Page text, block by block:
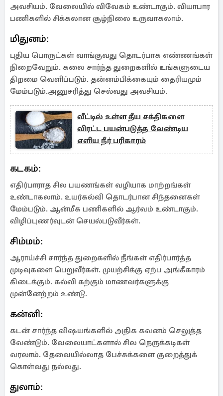
அவசியம். வேலையில் விவேகம் உண்டாகும். வியாபார
பணிகளில் சிக்கலான சூழ்நிலை உருவாகலாம்.
மிதுனம்:
புதிய பொருட்கள் வாங்குவது தொடர்பாக எண்ணங்கள்
நிறைவேறும். கலை சார்ந்த துறைகளில் உங்களுடைய
திறமை வெளிப்படும். தன்னம்பிக்கையும் தைரியமும்
மேம்படும்.அனுசரித்து செல்வது அவசியம்.
வீட்டில் உள்ள தீய சக்திகளை
விரட்ட பயன்படுத்த வேண்டிய
எளிய நீர் பரிகாரம்
கடகம்:
எதிர்பாராத சில பயணங்கள் வழியாக மாற்றங்கள்
உண்டாகலாம். உயர்கல்வி தொடர்பான சிந்தனைகள்
மேம்படும். ஆன்மீக பணிகளில் ஆர்வம் உண்டாகும்.
விழிப்புணர்வுடன் செயல்படுவீர்கள்.
சிம்மம்:
ஆராய்ச்சி சார்ந்த துறைகளில் நீங்கள் எதிர்பார்த்த
முடிவுகளை பெறுவீர்கள். முயற்சிக்கு ஏற்ப அங்கீகாரம்
கிடைக்கும். கல்வி கற்கும் மாணவர்களுக்கு
முன்னேற்றம் உண்டு.
கன்னி:
கடன் சார்ந்த விஷயங்களில் அதிக கவனம் செலுத்த
வேண்டும். வேலையாட்களால் சில நெருக்கடிகள்
வரலாம். தேவையில்லாத பேச்சுக்களை குறைத்துக்
கொள்வது நல்லது.
துலாம்: